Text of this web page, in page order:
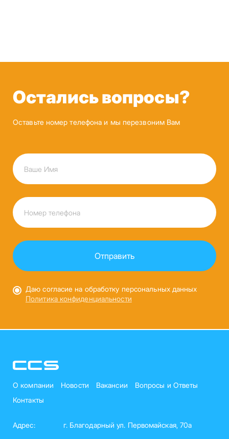
Остались вопросы?
Оставьте номер телефона и мы перезвоним Вам
Даю согласие на обработку персональных данных
Политика конфиденциальности
О компании Новости Вакансии
Вопросы и Ответы
Контакты
Адрес: г. Благодарный ул. Первомайская, 70а